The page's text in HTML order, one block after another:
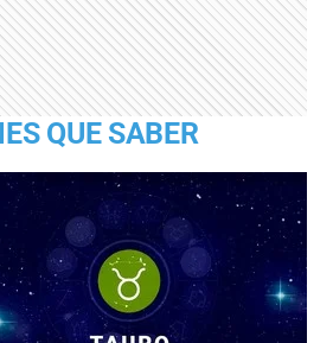
QUE SABER